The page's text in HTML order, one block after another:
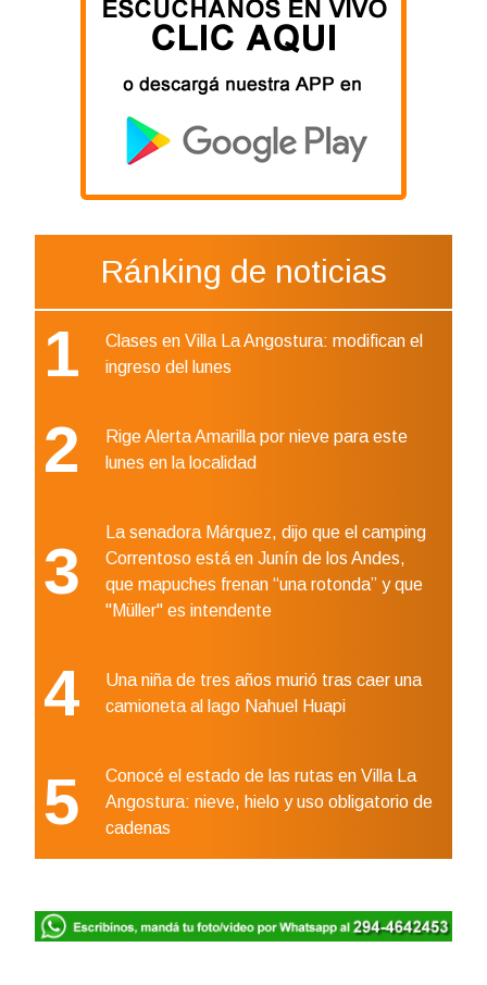
Ránking de noticias
1
Clases en Villa La Angostura: modifican el
ingreso del lunes
2
Rige Alerta Amarilla por nieve para este
lunes en la localidad
3
La senadora Márquez, dijo que el camping
Correntoso está en Junín de los Andes,
que mapuches frenan “una rotonda” y que
"Müller" es intendente
4
Una niña de tres años murió tras caer una
camioneta al lago Nahuel Huapi
5
Conocé el estado de las rutas en Villa La
Angostura: nieve, hielo y uso obligatorio de
cadenas